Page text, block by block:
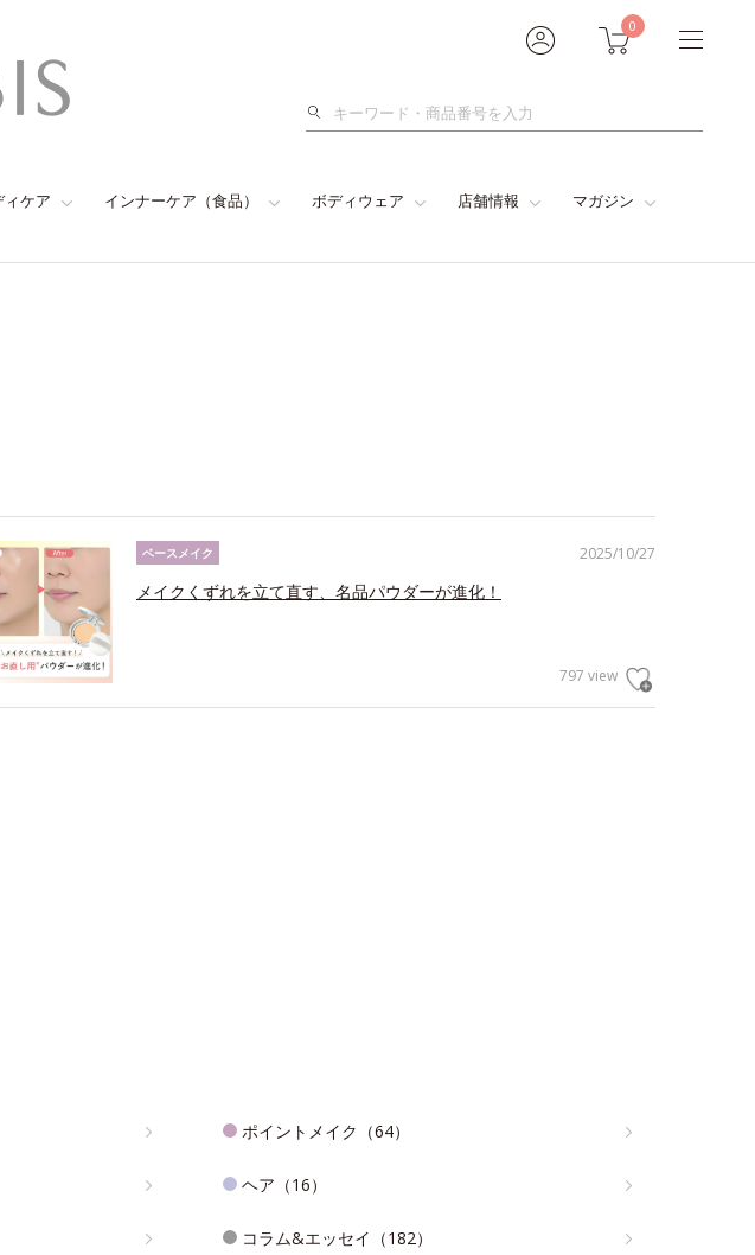
0
検
ケア インナーケア（食品） ボディウェア 店舗情報 マガジン
2025/10/27
ベースメイク
メイクくずれを立て直す、名品パウダーが進化！
797 view
ポイントメイク（64）
ヘア（16）
コラム&エッセイ（182）